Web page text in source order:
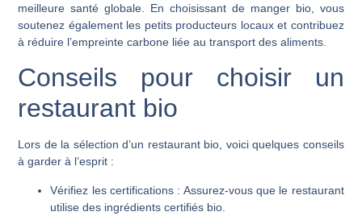
meilleure santé globale. En choisissant de manger bio, vous
soutenez également les petits producteurs locaux et contribuez
à réduire l’empreinte carbone liée au transport des aliments.
Conseils pour choisir un
restaurant bio
Lors de la sélection d’un restaurant bio, voici quelques conseils
à garder à l’esprit :
Vérifiez les certifications : Assurez-vous que le restaurant
utilise des ingrédients certifiés bio.